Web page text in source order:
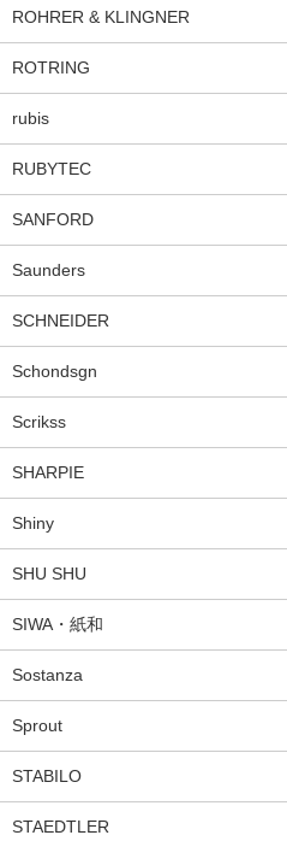
ROHRER & KLINGNER
ROTRING
rubis
RUBYTEC
SANFORD
Saunders
SCHNEIDER
Schondsgn
Scrikss
SHARPIE
Shiny
SHU SHU
SIWA・紙和
Sostanza
Sprout
STABILO
STAEDTLER